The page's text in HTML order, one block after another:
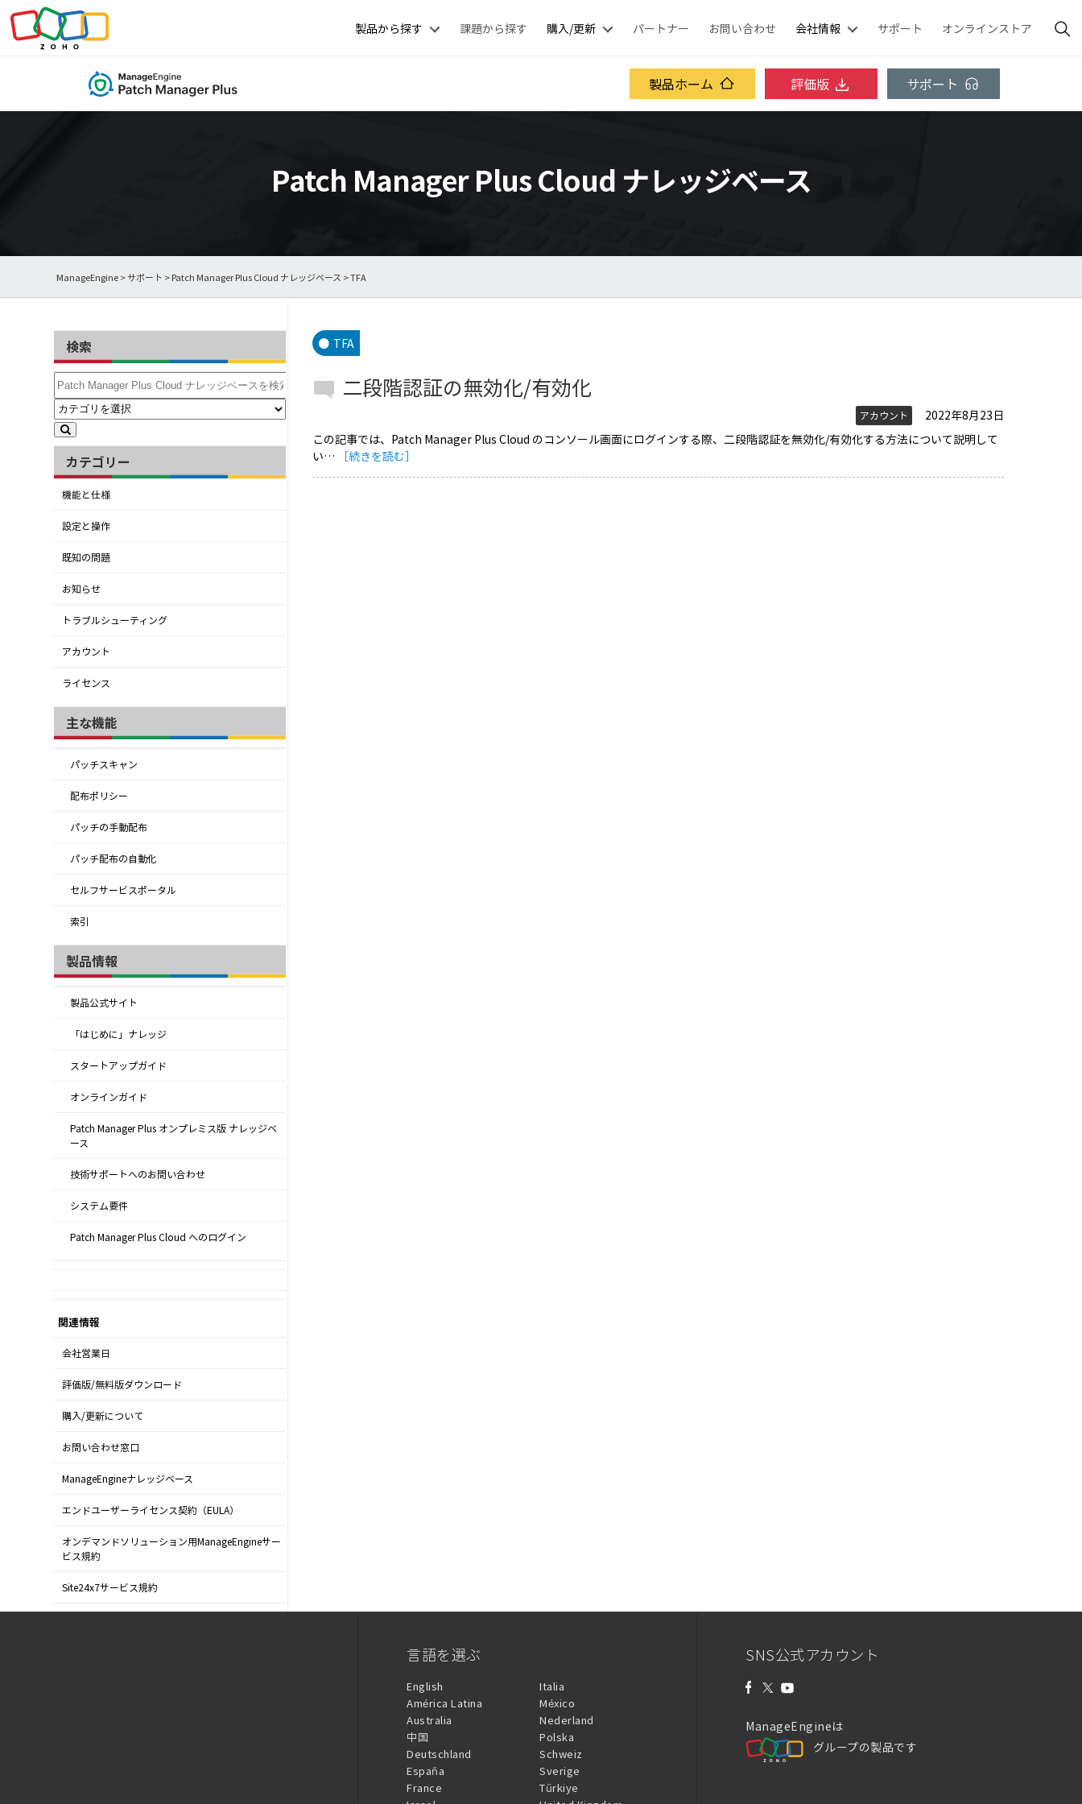
製品から探す 課題から探す 購入/更新 パートナー お問い合わせ 会社情報 サポート オンラインストア
製品ホーム 評価版 サポート
Patch Manager Plus Cloud ナレッジベース
ManageEngine>サポート >Patch Manager Plus Cloud ナレッジベース > TFA
検索
カテゴリー
機能と仕様
設定と操作
既知の問題
お知らせ
トラブルシューティング
アカウント
ライセンス
主な機能
パッチスキャン
配布ポリシー
パッチの手動配布
パッチ配布の自動化
セルフサービスポータル
索引
製品情報
製品公式サイト
「はじめに」ナレッジ
スタートアップガイド
オンラインガイド
Patch Manager Plus オンプレミス版 ナレッジベ
ース
技術サポートへのお問い合わせ
システム要件
Patch Manager Plus Cloud へのログイン
関連情報
会社営業日
評価版/無料版ダウンロード
購入/更新について
お問い合わせ窓口
ManageEngineナレッジベース
エンドユーザーライセンス契約（EULA）
オンデマンドソリューション用ManageEngineサー
ビス規約
Site24x7サービス規約
TFA
二段階認証の無効化/有効化
アカウント
2022年8月23日
この記事では、Patch Manager Plus Cloud のコンソール画面にログインする際、二段階認証を無効化/有効化する方法について説明して
い…
［続きを読む］
言語を選ぶ
English
América Latina
Australia
中国
Deutschland
España
France
Italia
México
Nederland
Polska
Schweiz
Sverige
Türkiye
SNS公式アカウント
ManageEngineは
グループの製品です